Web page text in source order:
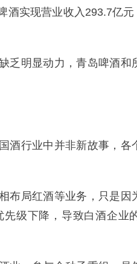
实现营业收入293.7亿
乏明显动力，青岛啤酒和
酒行业中并非新故事，各
布局红酒等业务，只是因
级下降，导致白酒企业